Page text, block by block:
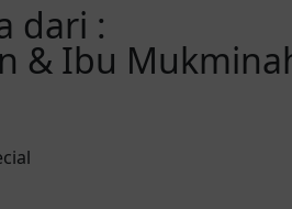
dari :
& Ibu